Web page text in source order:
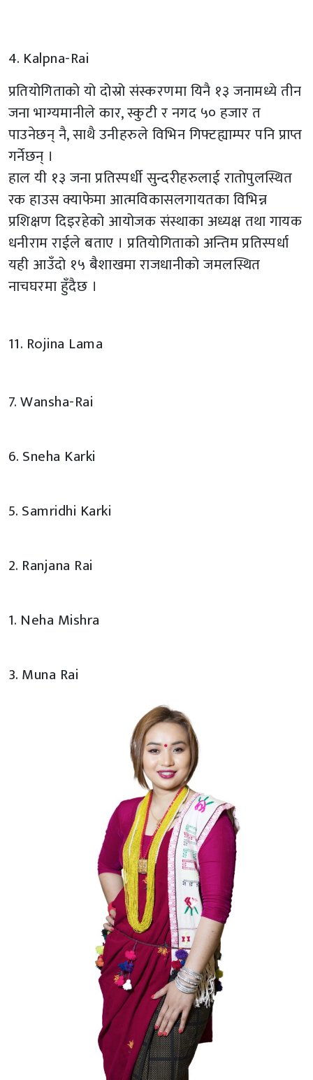
4. Kalpna-Rai
प्रतियोगिताको यो दोस्रो संस्करणमा यिनै १३ जनामध्ये तीन
जना भाग्यमानीले कार, स्कुटी र नगद ५० हजार त
पाउनेछन् नै, साथै उनीहरुले विभिन गिफ्टह्याम्पर पनि प्राप्त
गर्नेछन् ।
हाल यी १३ जना प्रतिस्पर्धी सुन्दरीहरुलाई रातोपुलस्थित
रक हाउस क्याफेमा आत्मविकासलगायतका विभिन्न
प्रशिक्षण दिइरहेको आयोजक संस्थाका अध्यक्ष तथा गायक
धनीराम राईले बताए । प्रतियोगिताको अन्तिम प्रतिस्पर्धा
यही आउँदो १५ बैशाखमा राजधानीको जमलस्थित
नाचघरमा हुँदैछ ।
11. Rojina Lama
7. Wansha-Rai
6. Sneha Karki
5. Samridhi Karki
2. Ranjana Rai
1. Neha Mishra
3. Muna Rai